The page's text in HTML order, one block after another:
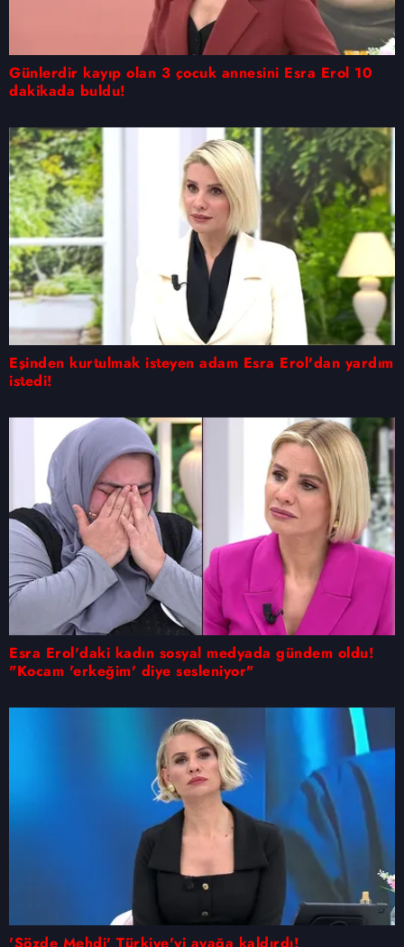
Günlerdir kayıp olan 3 çocuk annesini Esra Erol 10
dakikada buldu!
Eşinden kurtulmak isteyen adam Esra Erol'dan yardım
istedi!
Esra Erol'daki kadın sosyal medyada gündem oldu!
"Kocam 'erkeğim' diye sesleniyor"
'Sözde Mehdi' Türkiye'yi ayağa kaldırdı!